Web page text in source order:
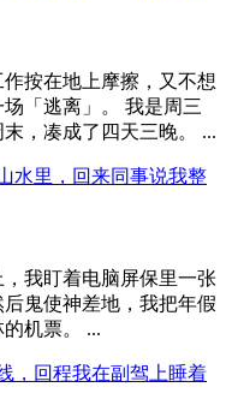
按在地上摩擦，又不想
「逃离」。 我是周三
，凑成了四天三晚。 ...
水里，回来同事说我整
我盯着电脑屏保里一张
鬼使神差地，我把年假
机票。 ...
，回程我在副驾上睡着